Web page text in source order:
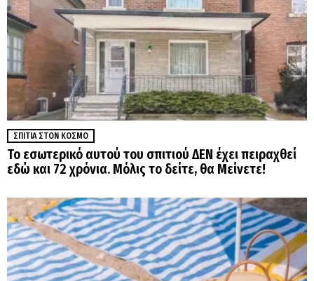
ΣΠΊΤΙΑ ΣΤΟΝ ΚΌΣΜΟ
Το εσωτερικό αυτού του σπιτιού ΔΕΝ έχει πειραχθεί
εδώ και 72 χρόνια. Μόλις το δείτε, θα Μείνετε!